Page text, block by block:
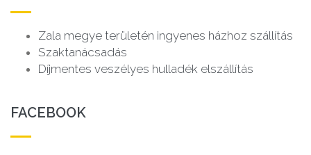
Zala megye területén ingyenes házhoz szállítás
Szaktanácsadás
Díjmentes veszélyes hulladék elszállítás
FACEBOOK